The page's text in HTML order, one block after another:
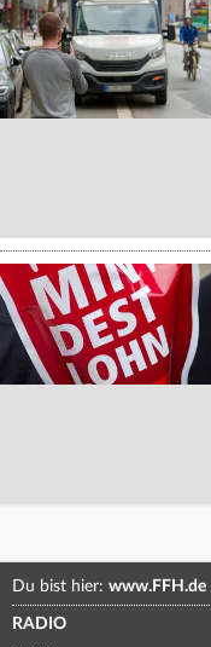
Du bist hier: www.FFH.de
RADIO